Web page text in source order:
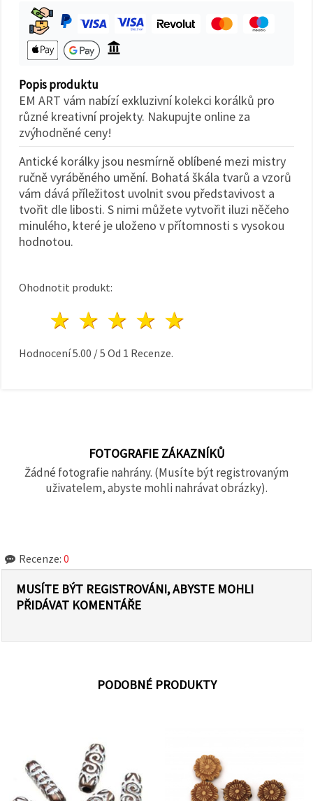
Popis produktu
EM ART vám nabízí exkluzivní kolekci korálků pro
různé kreativní projekty. Nakupujte online za
zvýhodněné ceny!
Antické korálky jsou nesmírně oblíbené mezi mistry
ručně vyráběného umění. Bohatá škála tvarů a vzorů
vám dává příležitost uvolnit svou představivost a
tvořit dle libosti. S nimi můžete vytvořit iluzi něčeho
minulého, které je uloženo v přítomnosti s vysokou
hodnotou.
Ohodnotit produkt:
4 hvězdy
3 hvězdy
2 hvězdy
1 hvězda
Hodnocení5.00 /5 Od 1 Recenze.
FOTOGRAFIE ZÁKAZNÍKŮ
Žádné fotografie nahrány. (Musíte být registrovaným
uživatelem, abyste mohli nahrávat obrázky).
Recenze: 0
MUSÍTE BÝT REGISTROVÁNI, ABYSTE MOHLI
PŘIDÁVAT KOMENTÁŘE
PODOBNÉ PRODUKTY